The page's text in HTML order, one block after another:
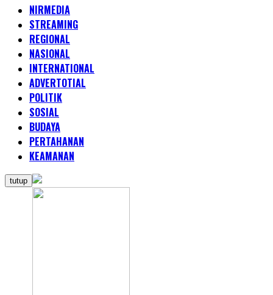
NIRMEDIA
STREAMING
REGIONAL
NASIONAL
INTERNATIONAL
ADVERTOTIAL
POLITIK
SOSIAL
BUDAYA
PERTAHANAN
KEAMANAN
tutup